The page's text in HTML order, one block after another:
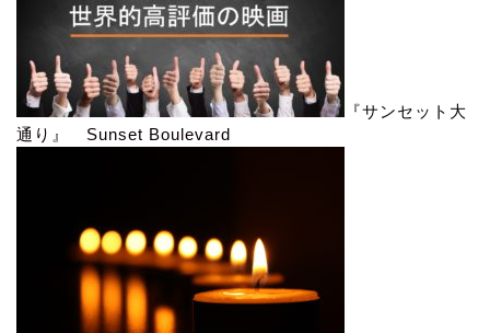
『サンセット大
通り』 Sunset Boulevard